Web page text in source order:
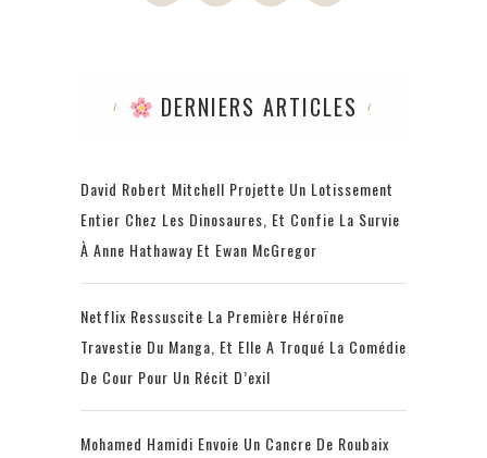
DERNIERS ARTICLES
David Robert Mitchell Projette Un Lotissement
Entier Chez Les Dinosaures, Et Confie La Survie
À Anne Hathaway Et Ewan McGregor
Netflix Ressuscite La Première Héroïne
Travestie Du Manga, Et Elle A Troqué La Comédie
De Cour Pour Un Récit D’exil
Mohamed Hamidi Envoie Un Cancre De Roubaix